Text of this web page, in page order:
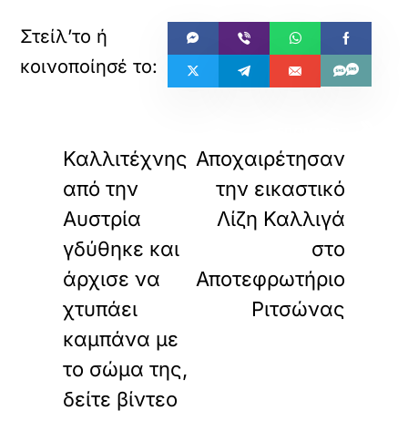
Καλλιτέχνης
από την
Αυστρία
γδύθηκε και
άρχισε να
χτυπάει
καμπάνα με
το σώμα της,
δείτε βίντεο
Αποχαιρέτησαν
την εικαστικό
Λίζη Καλλιγά
στο
Αποτεφρωτήριο
Ριτσώνας